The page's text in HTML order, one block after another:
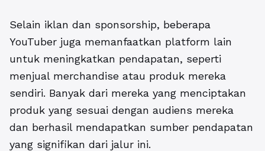
Selain iklan dan sponsorship, beberapa
YouTuber juga memanfaatkan platform lain
untuk meningkatkan pendapatan, seperti
menjual merchandise atau produk mereka
sendiri. Banyak dari mereka yang menciptakan
produk yang sesuai dengan audiens mereka
dan berhasil mendapatkan sumber pendapatan
yang signifikan dari jalur ini.